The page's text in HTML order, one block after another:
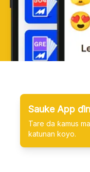
Sauke App
Tare da ƙamus
katunan koyo.